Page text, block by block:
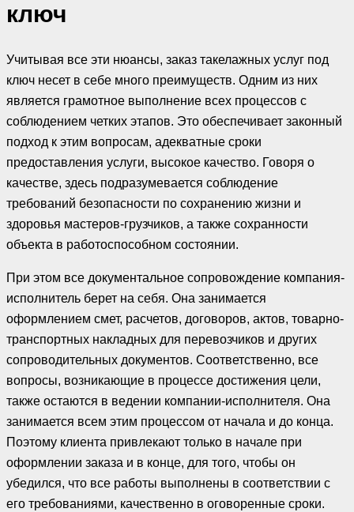
ключ
Учитывая все эти нюансы, заказ такелажных услуг под
ключ несет в себе много преимуществ. Одним из них
является грамотное выполнение всех процессов с
соблюдением четких этапов. Это обеспечивает законный
подход к этим вопросам, адекватные сроки
предоставления услуги, высокое качество. Говоря о
качестве, здесь подразумевается соблюдение
требований безопасности по сохранению жизни и
здоровья мастеров-грузчиков, а также сохранности
объекта в работоспособном состоянии.
При этом все документальное сопровождение компания-
исполнитель берет на себя. Она занимается
оформлением смет, расчетов, договоров, актов, товарно-
транспортных накладных для перевозчиков и других
сопроводительных документов. Соответственно, все
вопросы, возникающие в процессе достижения цели,
также остаются в ведении компании-исполнителя. Она
занимается всем этим процессом от начала и до конца.
Поэтому клиента привлекают только в начале при
оформлении заказа и в конце, для того, чтобы он
убедился, что все работы выполнены в соответствии с
его требованиями, качественно в оговоренные сроки.